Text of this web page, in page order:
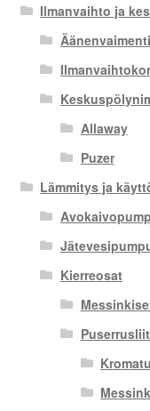
Ilmanvaihto ja
Allaway
Puzer
Lämmitys ja
Kierreosat